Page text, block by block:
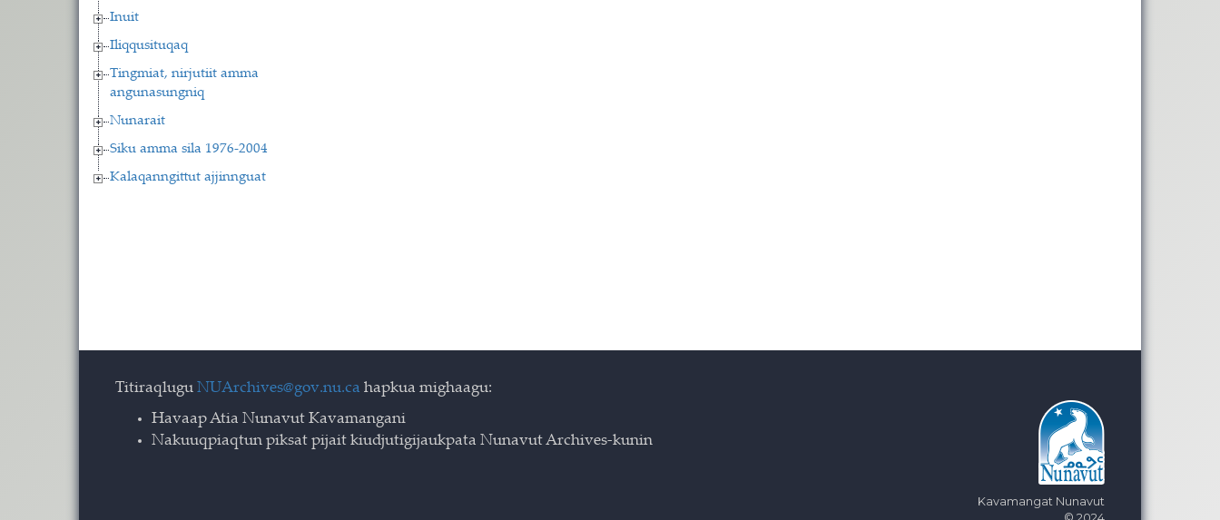
Inuit
Iliqqusituqaq
Tingmiat, nirjutiit amma
angunasungniq
Nunarait
Siku amma sila 1976-2004
Kalaqanngittut ajjinnguat
Titiraqlugu NUArchives@gov.nu.ca hapkua mighaagu:
Havaap Atia Nunavut Kavamangani
Nakuuqpiaqtun piksat pijait kiudjutigijaukpata Nunavut Archives-kunin
Kavamangat Nunavut